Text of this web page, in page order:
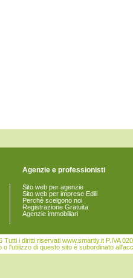
Agenzie e professionisti
Sito web per agenzie
Sito web per imprese Edili
Perchè scelgono noi
Registrazione Gratuita
Agenzie immobiliari
Tutti i diritti riservati www.smartly.it P.IVA
o l'utilizzo di questo sito è subordinato